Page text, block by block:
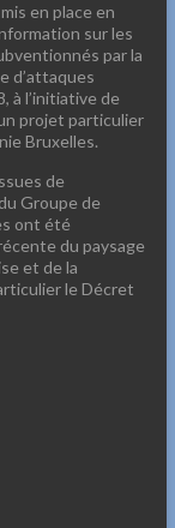
en place en
sur les
par la
d’attaques
à l’initiative de
projet particulier
Bruxelles.
de
Groupe de
ont été
du paysage
et de la
le Décret